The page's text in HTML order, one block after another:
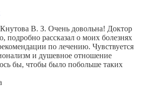
В. З. Очень довольна! Доктор
подробно рассказал о моих болезнях
по лечению. Чувствуется
и душевное отношение
бы, чтобы было побольше таких